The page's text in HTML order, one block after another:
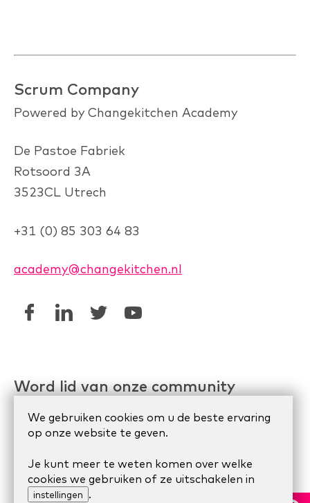
Scrum Company
Powered by Changekitchen Academy
De Pastoe Fabriek
Rotsoord 3A
3523CL Utrech
+31 (0) 85 303 64 83
academy@changekitchen.nl
Word lid van onze community
Linkedin AgileHR
Meetup Organize Agile
© 2024 Scrum Company.
We gebruiken cookies om u de beste ervaring
op onze website te geven.
Je kunt meer te weten komen over welke
cookies we gebruiken of ze uitschakelen in
instellingen .